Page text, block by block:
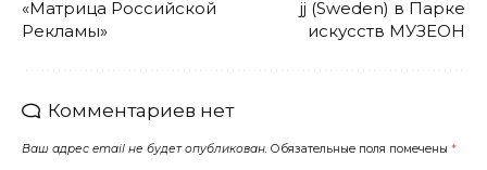
«Матрица Российской
Рекламы»
jj (Sweden) в Парке
искусств МУЗЕОН
Комментариев нет
Ваш адрес email не будет опубликован. Обязательные поля помечены *